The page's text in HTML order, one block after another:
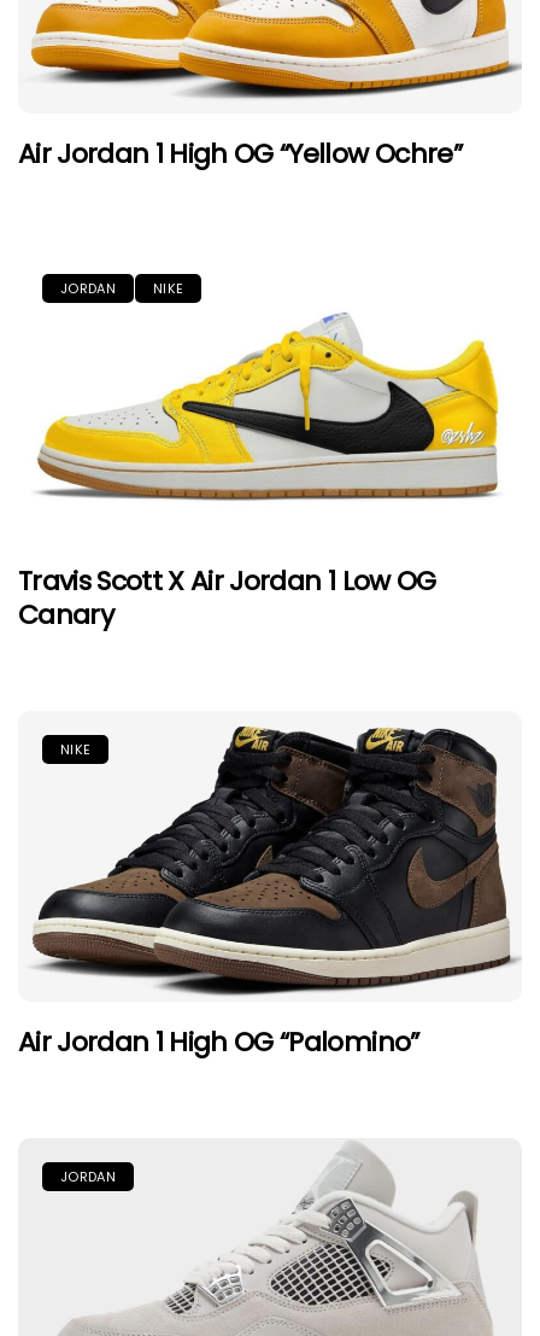
Air Jordan 1 High OG “Yellow Ochre”
JORDAN NIKE
Travis Scott X Air Jordan 1 Low OG
Canary
NIKE
Air Jordan 1 High OG “Palomino”
JORDAN